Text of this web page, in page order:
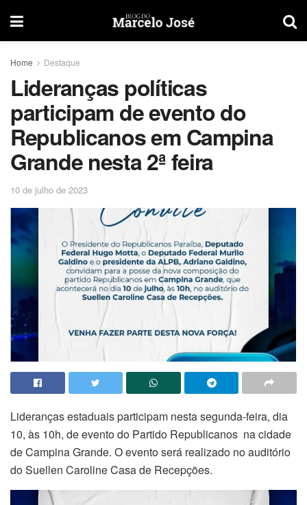
Home Destaque
Lideranças políticas
participam de evento do
Republicanos em Campina
Grande nesta 2ª feira
10 de julho de 2023
Lideranças estaduais participam nesta segunda-feira, dia
10, às 10h, de evento do Partido Republicanos na cidade
de Campina Grande. O evento será realizado no auditório
do Suellen Caroline Casa de Recepções.